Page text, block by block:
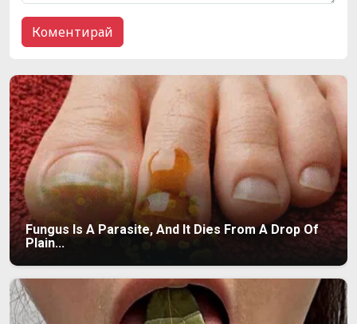
Fungus Is A Parasite, And It Dies From A Drop Of
Plain...